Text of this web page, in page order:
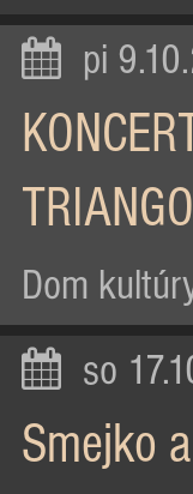
pi
TRIANGO
Dom
so
Smejko